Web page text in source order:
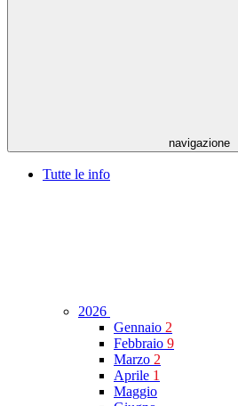
navigazione
Tutte le info
2026
Gennaio 2
Febbraio 9
Marzo 2
Aprile 1
Maggio